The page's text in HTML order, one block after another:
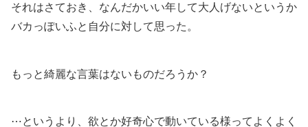
それはさておき、なんだかいい年して大人げないというか
バカっぽいふと自分に対して思った。
もっと綺麗な言葉はないものだろうか？
⋯というより、欲とか好奇心で動いている様ってよくよく